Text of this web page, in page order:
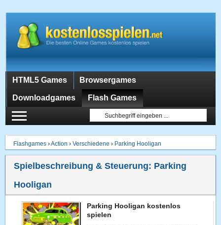
HTML5 Games Browsergames
Downloadgames Flash Games
Flashgames ›Action ›Verschiedene › Parking Hooligan
Spielbeschreibung & Steuerung: Parking
Hooligan
Parking Hooligan kostenlos
spielen